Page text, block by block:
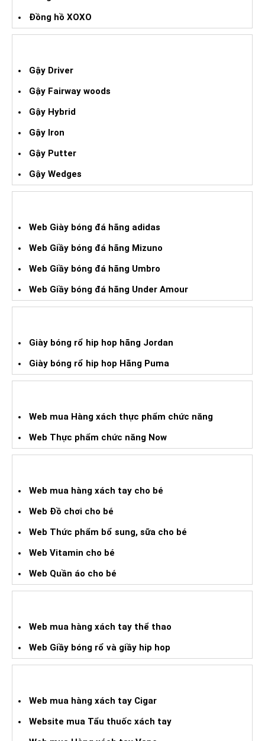
Đồng hồ XOXO
Gậy Driver
Gậy Fairway woods
Gậy Hybrid
Gậy Iron
Gậy Putter
Gậy Wedges
Web Giày bóng đá hãng adidas
Web Giầy bóng đá hãng Mizuno
Web Giầy bóng đá hãng Umbro
Web Giầy bóng đá hãng Under Amour
Giày bóng rổ hip hop hãng Jordan
Giày bóng rổ hip hop Hãng Puma
Web mua Hàng xách thực phẩm chức năng
Web Thực phẩm chức năng Now
Web mua hàng xách tay cho bé
Web Đồ chơi cho bé
Web Thức phẩm bổ sung, sữa cho bé
Web Vitamin cho bé
Web Quần áo cho bé
Web mua hàng xách tay thể thao
Web Giầy bóng rổ và giầy hip hop
Web mua hàng xách tay Cigar
Website mua Tẩu thuốc xách tay